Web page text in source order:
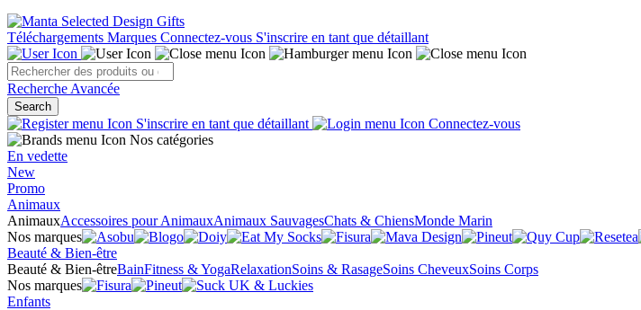
Téléchargements Marques Connectez-vous S'inscrire en tant que détaillant
Recherche Avancée
Search
S'inscrire en tant que détaillant
Connectez-vous
Nos catégories
En vedette
New
Promo
Animaux
AnimauxAccessoires pour AnimauxAnimaux SauvagesChats & ChiensMonde Marin
Nos marques
Beauté & Bien-être
Beauté & Bien-êtreBainFitness & YogaRelaxationSoins & RasageSoins CheveuxSoins Corps
Nos marques
Enfants